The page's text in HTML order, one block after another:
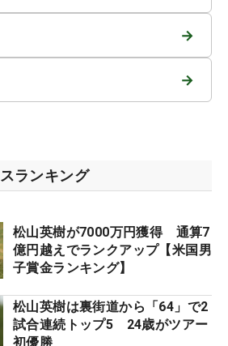
→
→
ランキング
松山英樹が7000万円獲得 通算7
億円越えでランクアップ【米国男
子賞金ランキング】
松山英樹は裏街道から「64」で2
試合連続トップ5 24歳がツアー
初優勝